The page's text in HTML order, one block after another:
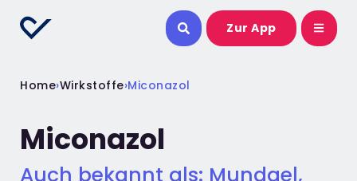
Zur App
Home›Wirkstoffe›Miconazol
Miconazol
Auch bekannt als: Mundgel,